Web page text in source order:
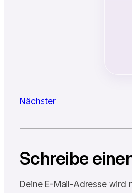
Nächster
Schreibe
Deine E-Mail-Adresse wird